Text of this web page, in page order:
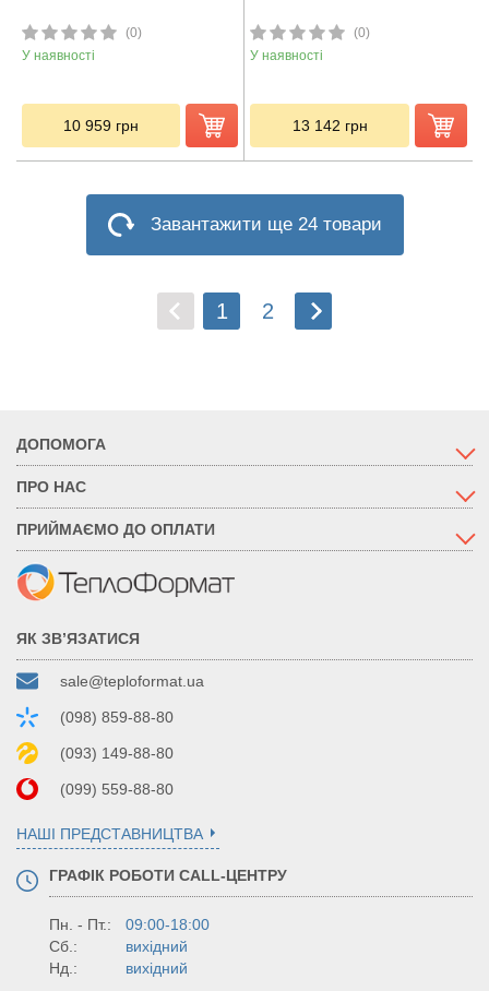
(0)
У наявності
10 959 грн
(0)
У наявності
13 142 грн
Завантажити ще 24 товари
1 2
ДОПОМОГА
ПРО НАС
ПРИЙМАЄМО ДО ОПЛАТИ
ЯК ЗВ’ЯЗАТИСЯ
sale@teploformat.ua
(098) 859-88-80
(093) 149-88-80
(099) 559-88-80
НАШІ ПРЕДСТАВНИЦТВА
ГРАФІК РОБОТИ CALL-ЦЕНТРУ
Пн. - Пт.:
09:00-18:00
Сб.:
вихідний
Нд.:
вихідний